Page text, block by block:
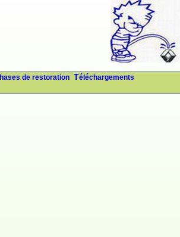
Phases de restoration Téléchargements